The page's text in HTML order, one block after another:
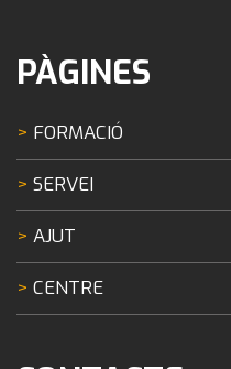
PÀGINES
FORMACIÓ
SERVEI
AJUT
CENTRE